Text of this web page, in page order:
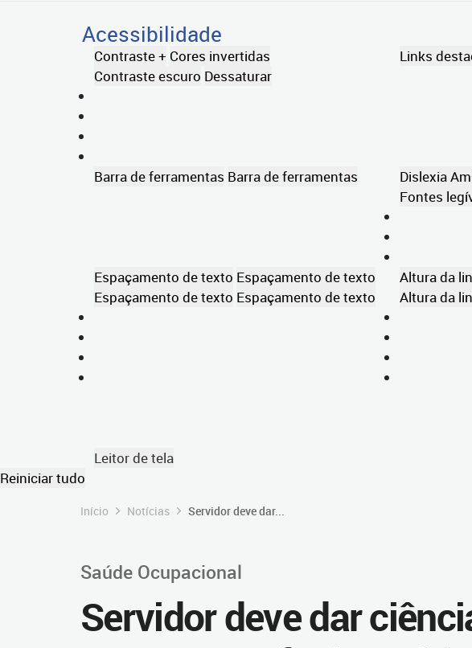
Acessibilidade
Contraste + Cores invertidas
Contraste escuro Dessaturar
Links
Barra de ferramentas Barra de ferramentas Dislexia
Fontes
Espaçamento de texto Espaçamento de texto
Espaçamento de texto Espaçamento de texto
Altura da
Altura da
Leitor de tela
Reiniciar tudo
Início Notícias Servidor deve dar...
Saúde Ocupacional
Servidor deve dar